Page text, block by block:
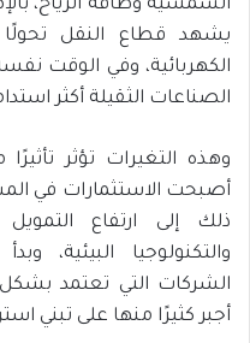
الشمسية وطاقة الرياح،
يشهد قطاع النقل تحولًا
الكهربائية، وفي الوقت
الصناعات الثقيلة أكثر
وهذه التغيرات تؤثر
أصبحت الاستثمارات في
ذلك إلى ارتفاع
والتكنولوجيا البيئية،
الشركات التي تعتمد بشكل
أجبر كثيرًا منها على تبني